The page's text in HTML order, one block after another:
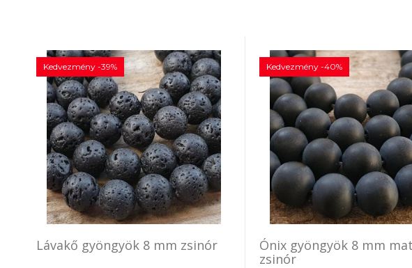
Lávakő gyöngyök 8 mm zsinór
Kedvezmény -39%
Ónix gyöngyök 8 mm
zsinór
Kedvezmény -40%